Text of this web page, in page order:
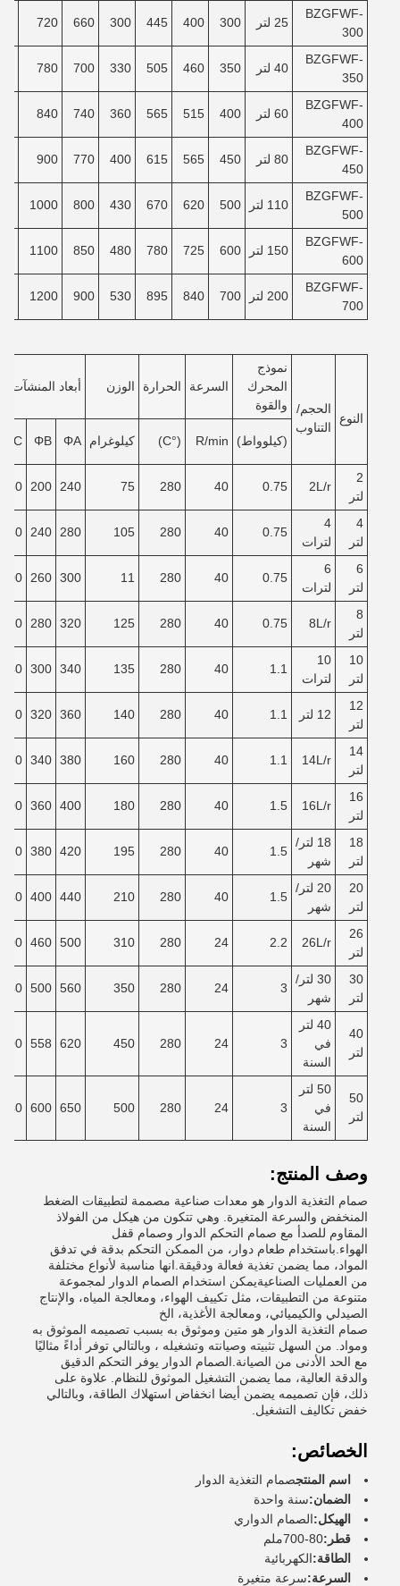
BZGFWF-
300
25 لتر 300
400
445
300
660
720
BZGFWF-
350
40 لتر 350
460
505
330
700
780
BZGFWF-
400
60 لتر 400
515
565
360
740
840
BZGFWF-
450
80 لتر 450
565
615
400
770
900
BZGFWF-
500
110 لتر 500
620
670
430
800
1000
BZGFWF-
600
150 لتر 600
725
780
480
850
1100
BZGFWF-
700
200 لتر 700
840
895
530
900
1200
النوع
الحجم/
التناوب
نموذج
المحرك
والقوة
السرعة الحرارة الوزن أبعاد المنشآت
(كيلوواط) R/min
(°C) كيلوغرام ΦA
ΦB
ΦC
2
لتر
2L/r
0.75
40
280
75
240
200
150
4
لتر
4
لترات
0.75
40
280
105
280
240
180
6
لتر
6
لترات
0.75
40
280
11
300
260
200
8
لتر
8L/r
0.75
40
280
125
320
280
220
10
لتر
10
لترات
1.1
40
280
135
340
300
240
12
لتر
12 لتر 1.1
40
280
140
360
320
260
14
لتر
14L/r
1.1
40
280
160
380
340
280
16
لتر
16L/r
1.5
40
280
180
400
360
300
18
لتر
18 لتر/
شهر
1.5
40
280
195
420
380
320
20
لتر
20 لتر/
شهر
1.5
40
280
210
440
400
340
26
لتر
26L/r
2.2
24
280
310
500
460
400
30
لتر
30 لتر/
شهر
3
24
280
350
560
500
440
40
لتر
40 لتر
في
السنة
3
24
280
450
620
558
500
50
لتر
50 لتر
في
السنة
3
24
280
500
650
600
540
وصف المنتج:
صمام التغذية الدوار هو معدات صناعية مصممة لتطبيقات الضغط
المنخفض والسرعة المتغيرة. وهي تتكون من هيكل من الفولاذ
المقاوم للصدأ مع صمام التحكم الدوار وصمام قفل
الهواء.باستخدام طعام دوار، من الممكن التحكم بدقة في تدفق
المواد، مما يضمن تغذية فعالة ودقيقة.انها مناسبة لأنواع مختلفة
من العمليات الصناعيةيمكن استخدام الصمام الدوار لمجموعة
متنوعة من التطبيقات، مثل تكييف الهواء، ومعالجة المياه، والإنتاج
الصيدلي والكيميائي، ومعالجة الأغذية، الخ
صمام التغذية الدوار هو متين وموثوق به بسبب تصميمه الموثوق به
ومواد. من السهل تثبيته وصيانته وتشغيله ، وبالتالي توفر أداءً مثاليًا
مع الحد الأدنى من الصيانة.الصمام الدوار يوفر التحكم الدقيق
والدقة العالية، مما يضمن التشغيل الموثوق للنظام. علاوة على
ذلك، فإن تصميمه يضمن أيضا انخفاض استهلاك الطاقة، وبالتالي
خفض تكاليف التشغيل.
الخصائص:
اسم المنتجصمام التغذية الدوار
الضمان:سنة واحدة
الهيكل:الصمام الدواري
قطر:80-700ملم
الطاقة:الكهربائية
السرعة:سرعة متغيرة